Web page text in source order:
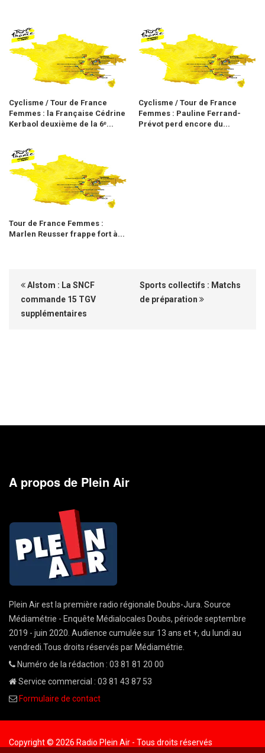
Cyclisme / Tour de France
Femmes : la Française Cédrine
Kerbaol deuxième de la 6ᵉ...
Cyclisme / Tour de France
Femmes : Pauline Ferrand-
Prévot perd encore du...
Tour de France Femmes :
Marlen Reusser frappe fort à...
Alstom : La SNCF
commande 15 TGV
supplémentaires
Sports collectifs : Matchs
de préparation
A propos de Plein Air
Plein Air est la première radio régionale Doubs-Jura. Source
Médiamétrie - Enquête Médialocales Doubs, période septembre
2019 - juin 2020. Audience cumulée sur 13 ans et +, du lundi au
vendredi.Tous droits réservés par Médiamétrie.
Numéro de la rédaction : 03 81 81 20 00
Service commercial : 03 81 43 87 53
Formulaire de contact
Copyright © 2026 Radio Plein Air - Tous droits réservés